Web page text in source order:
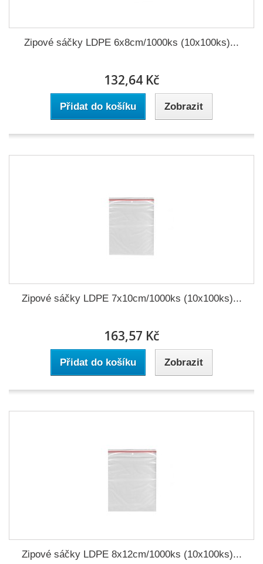
Zipové sáčky LDPE 6x8cm/1000ks (10x100ks)...
132,64 Kč
Přidat do košíku Zobrazit
Zipové sáčky LDPE 7x10cm/1000ks (10x100ks)...
163,57 Kč
Přidat do košíku Zobrazit
Zipové sáčky LDPE 8x12cm/1000ks (10x100ks)...